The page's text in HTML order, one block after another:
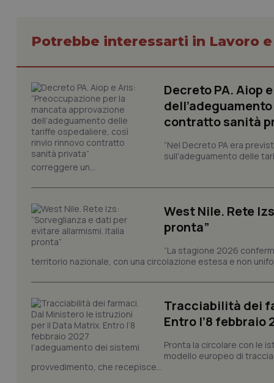
Potrebbe interessarti in Lavoro
Decreto PA. Aiop
contratto sanità
“Nel Decreto PA era
sull'adeguamento delle
correggere un...
West Nile. Rete
pronta”
“La stagione 2026
territorio nazionale, con una circolazione estesa e non
Tracciabilità dei
Entro l’8 febbraio
Pronta la circolare con le
modello europeo di
provvedimento, che recepisce...
I cookie necessari
e l'accesso alle aree
tracking-sites-
session-id